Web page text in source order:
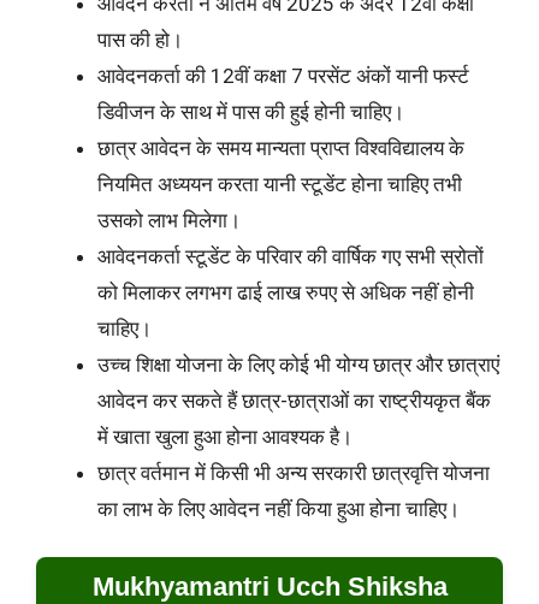
पास की हो।
आवेदनकर्ता की 12वीं कक्षा 7 परसेंट अंकों यानी फर्स्ट
डिवीजन के साथ में पास की हुई होनी चाहिए।
छात्र आवेदन के समय मान्यता प्राप्त विश्वविद्यालय के
नियमित अध्ययन करता यानी स्टूडेंट होना चाहिए तभी
उसको लाभ मिलेगा।
आवेदनकर्ता स्टूडेंट के परिवार की वार्षिक गए सभी स्रोतों
को मिलाकर लगभग ढाई लाख रुपए से अधिक नहीं होनी
चाहिए।
उच्च शिक्षा योजना के लिए कोई भी योग्य छात्र और छात्राएं
आवेदन कर सकते हैं छात्र-छात्राओं का राष्ट्रीयकृत बैंक
में खाता खुला हुआ होना आवश्यक है।
छात्र वर्तमान में किसी भी अन्य सरकारी छात्रवृत्ति योजना
का लाभ के लिए आवेदन नहीं किया हुआ होना चाहिए।
Mukhyamantri Ucch Shiksha